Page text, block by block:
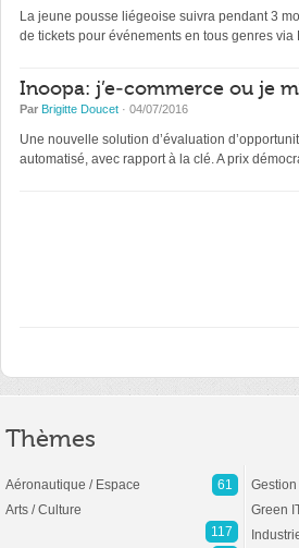
La jeune pousse liégeoise suivra pendant 3
de tickets pour événements en tous genres via
Inoopa: j’e-commerce ou je
Par Brigitte Doucet · 04/07/2016
Une nouvelle solution d’évaluation
automatisé, avec rapport à la clé. A prix
Thèmes
Aéronautique / Espace
61
Arts / Culture
117
Green